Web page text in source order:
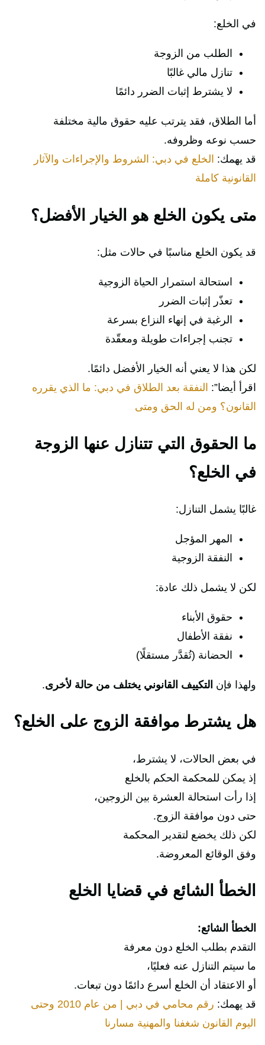
في الخلع:
الطلب من الزوجة
تنازل مالي غالبًا
لا يشترط إثبات الضرر دائمًا
أما الطلاق، فقد يترتب عليه حقوق مالية مختلفة
حسب نوعه وظروفه.
قد يهمك: الخلع في دبي: الشروط والإجراءات والآثار
القانونية كاملة
متى يكون الخلع هو الخيار الأفضل؟
قد يكون الخلع مناسبًا في حالات مثل:
استحالة استمرار الحياة الزوجية
تعذّر إثبات الضرر
الرغبة في إنهاء النزاع بسرعة
تجنب إجراءات طويلة ومعقّدة
لكن هذا لا يعني أنه الخيار الأفضل دائمًا.
اقرأ أيضا”: النفقة بعد الطلاق في دبي: ما الذي يقرره
القانون؟ ومن له الحق ومتى
ما الحقوق التي تتنازل عنها الزوجة
في الخلع؟
غالبًا يشمل التنازل:
المهر المؤجل
النفقة الزوجية
لكن لا يشمل ذلك عادة:
حقوق الأبناء
نفقة الأطفال
الحضانة (تُقدَّر مستقلًا)
ولهذا فإن التكييف القانوني يختلف من حالة لأخرى.
هل يشترط موافقة الزوج على الخلع؟
في بعض الحالات، لا يشترط،
إذ يمكن للمحكمة الحكم بالخلع
إذا رأت استحالة العشرة بين الزوجين،
حتى دون موافقة الزوج.
لكن ذلك يخضع لتقدير المحكمة
وفق الوقائع المعروضة.
الخطأ الشائع في قضايا الخلع
الخطأ الشائع:
التقدم بطلب الخلع دون معرفة
ما سيتم التنازل عنه فعليًا،
أو الاعتقاد أن الخلع أسرع دائمًا دون تبعات.
قد يهمك:
رقم محامي في دبي | من عام 2010 وحتى
اليوم القانون شغفنا والمهنية مسارنا